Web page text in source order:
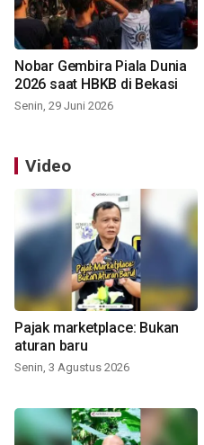
Nobar Gembira Piala Dunia
2026 saat HBKB di Bekasi
Senin, 29 Juni 2026
Video
Pajak marketplace: Bukan
aturan baru
Senin, 3 Agustus 2026